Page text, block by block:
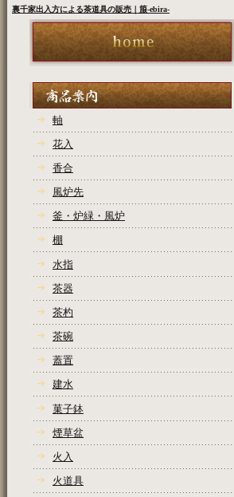
裏千家出入方による茶道具の販売｜箙-ebira-
軸
花入
香合
風炉先
釜・炉緑・風炉
棚
水指
茶器
茶杓
茶碗
蓋置
建水
菓子鉢
煙草盆
火入
火道具